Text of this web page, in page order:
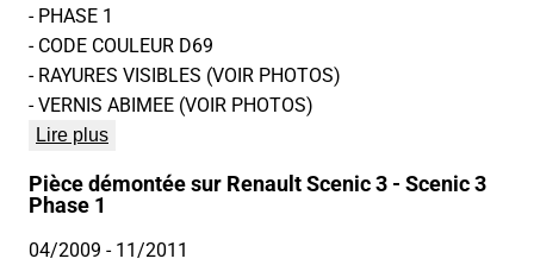
- PHASE 1
- CODE COULEUR D69
- RAYURES VISIBLES (VOIR PHOTOS)
- VERNIS ABIMEE (VOIR PHOTOS)
Lire plus
Pièce démontée sur Renault Scenic 3 - Scenic 3
Phase 1
04/2009 - 11/2011